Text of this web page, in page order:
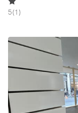
5(1 )